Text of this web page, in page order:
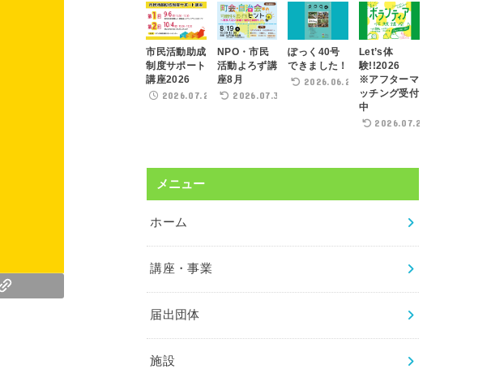
市民活動助成
制度サポート
講座2026
2026.07.21
NPO・市民
活動よろず講
座8月
2026.07.31
ぽっく40号
できました！
2026.06.22
Let’s体
験!!2026
※アフターマ
ッチング受付
中
2026.07.29
メニュー
ホーム
講座・事業
届出団体
施設